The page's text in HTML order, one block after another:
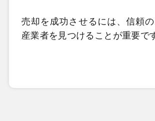
売却を成功させるには、信頼
産業者を見つけることが重要で